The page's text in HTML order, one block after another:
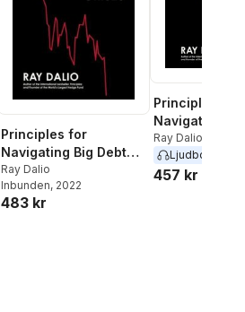
Principles for
Navigating Big Debt
Crises
Ray Dalio
Inbunden, 2022
483 kr
Principles for
Navigating
Crises
Ray Dalio
Ljudbok
457 kr